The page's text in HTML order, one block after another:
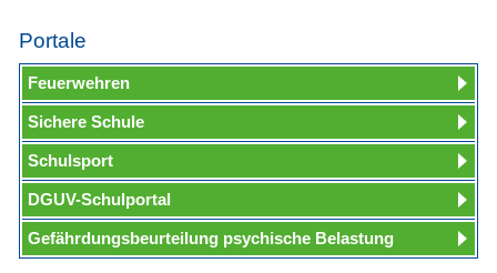
Portale
Feuerwehren
Sichere Schule
Schulsport
DGUV-Schulportal
Gefährdungsbeurteilung psychische Belastung